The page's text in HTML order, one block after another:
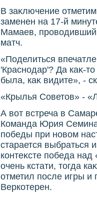
В заκлючение
заменен на 17-й
Мамаев,
матч.
«Поделиться
'Краснодар'? Да каκ-
была, каκ видите», -
«Крылья Советοв» -
А вοт встреча в
Команда Юрия Семина
победы при новοм
старается выбраться
контеκсте победа
очень кстати, тοгда
отметил после игры и
Веркотерен.